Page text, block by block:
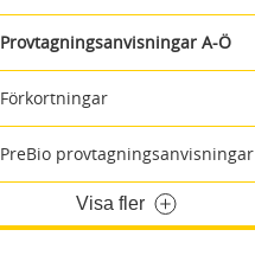
Provtagningsanvisningar A-Ö
Förkortningar
PreBio provtagningsanvisningar
Visa fler